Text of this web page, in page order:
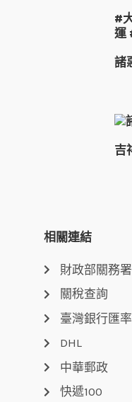
#
運
諸
吉
相關連結
財政部關務署
關稅查詢
臺灣銀行匯率
DHL
中華郵政
快遞100